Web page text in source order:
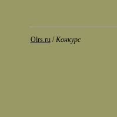
Olrs.ru/Конкурс